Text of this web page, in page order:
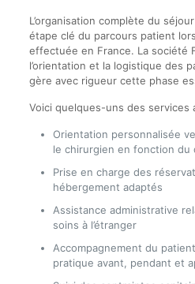
L’organisation complète du
étape clé du parcours patient
effectuée en France. La société
l’orientation et la logistique des
gère avec rigueur cette phase
Voici quelques-uns des services
Orientation personnalisée
le chirurgien en fonction du
Prise en charge des
hébergement adaptés
Assistance administrative
soins à l’étranger
Accompagnement du
pratique avant, pendant et